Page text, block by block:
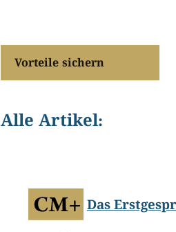
Vorteile sichern
Alle Artikel:
Das